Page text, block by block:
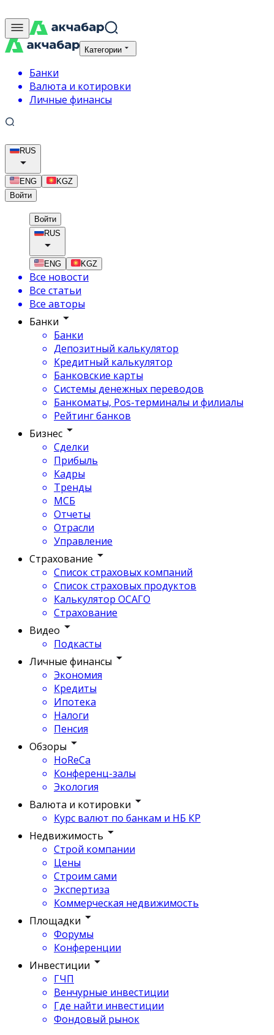
Категории
Банки
Валюта и котировки
Личные финансы
RUS
ENG
KGZ
Войти
Войти
RUS
ENG KGZ
Все новости
Все статьи
Все авторы
Банки
Банки
Депозитный калькулятор
Кредитный калькулятор
Банковские карты
Системы денежных переводов
Банкоматы, Pos-терминалы и филиалы
Рейтинг банков
Бизнес
Сделки
Прибыль
Кадры
Тренды
МСБ
Отчеты
Отрасли
Управление
Страхование
Список страховых компаний
Список страховых продуктов
Калькулятор ОСАГО
Страхование
Видео
Подкасты
Личные финансы
Экономия
Кредиты
Ипотека
Налоги
Пенсия
Обзоры
HoReCa
Конференц-залы
Экология
Валюта и котировки
Курс валют по банкам и НБ КР
Недвижимость
Строй компании
Цены
Строим сами
Экспертиза
Коммерческая недвижимость
Площадки
Форумы
Конференции
Инвестиции
ГЧП
Венчурные инвестиции
Где найти инвестиции
Фондовый рынок